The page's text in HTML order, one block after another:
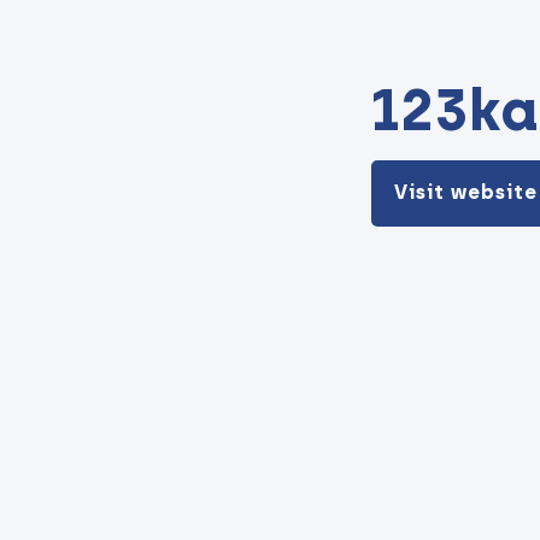
Visit website